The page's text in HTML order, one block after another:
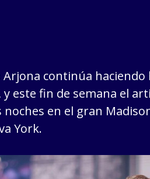
Arjona continúa
y este fin de semana el
noches en el gran
York.